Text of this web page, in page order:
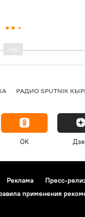
РАДИО SPUTNIK
OK
Реклама Пресс-
применения